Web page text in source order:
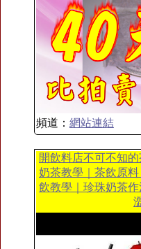
頻道： 網站連結
開飲料店不可不知
奶茶教學｜茶飲原
飲教學｜珍珠奶茶